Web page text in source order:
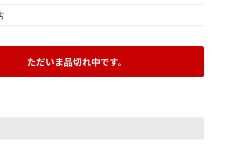
ただいま品切れ中です。